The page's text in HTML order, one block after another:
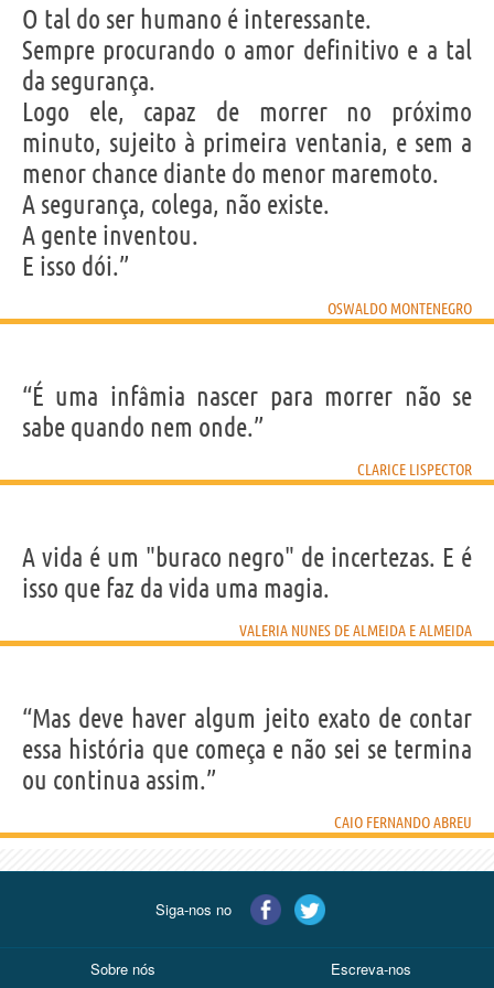
O tal do ser humano é interessante.
Sempre procurando o amor definitivo e a tal
da segurança.
Logo ele, capaz de morrer no próximo
minuto, sujeito à primeira ventania, e sem a
menor chance diante do menor maremoto.
A segurança, colega, não existe.
A gente inventou.
E isso dói.”
OSWALDO MONTENEGRO
“É uma infâmia nascer para morrer não se
sabe quando nem onde.”
CLARICE LISPECTOR
A vida é um "buraco negro" de incertezas. E é
isso que faz da vida uma magia.
VALERIA NUNES DE ALMEIDA E ALMEIDA
“Mas deve haver algum jeito exato de contar
essa história que começa e não sei se termina
ou continua assim.”
CAIO FERNANDO ABREU
Siga-nos no
Sobre nós Escreva-nos